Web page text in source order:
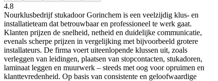
4.8
Nourklusbedrijf stukadoor Gorinchem is een veelzijdig klus- en
installatieteam dat betrouwbaar en professioneel te werk gaat.
Klanten prijzen de snelheid, netheid en duidelijke communicatie,
evenals scherpe prijzen in vergelijking met bijvoorbeeld grotere
installateurs. De firma voert uiteenlopende klussen uit, zoals
verleggen van leidingen, plaatsen van stopcontacten, stukadoren,
laminaat leggen en muurwerk – steeds met oog voor opruimen en
klanttevredenheid. Op basis van consistente en geloofwaardige